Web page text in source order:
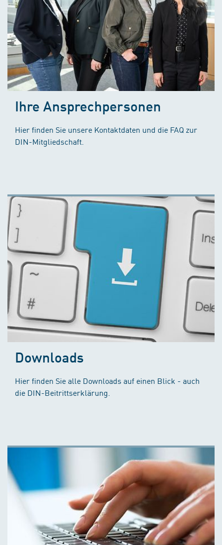
Ihre Ansprechpersonen
Hier finden Sie unsere Kontaktdaten und die FAQ zur
DIN-Mitgliedschaft.
Downloads
Hier finden Sie alle Downloads auf einen Blick - auch
die DIN-Beitrittserklärung.